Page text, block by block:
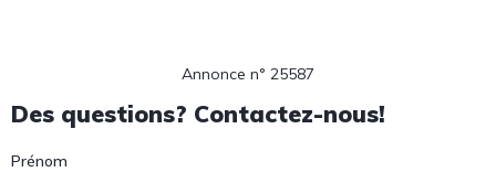
Annonce n° 25587
Des questions? Contactez-nous!
Prénom